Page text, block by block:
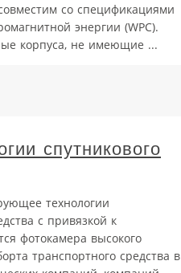
со спецификациями
энергии (WPC).
корпуса, не имеющие ...
спутникового
технологии
с привязкой к
фотокамера высокого
транспортного средства в